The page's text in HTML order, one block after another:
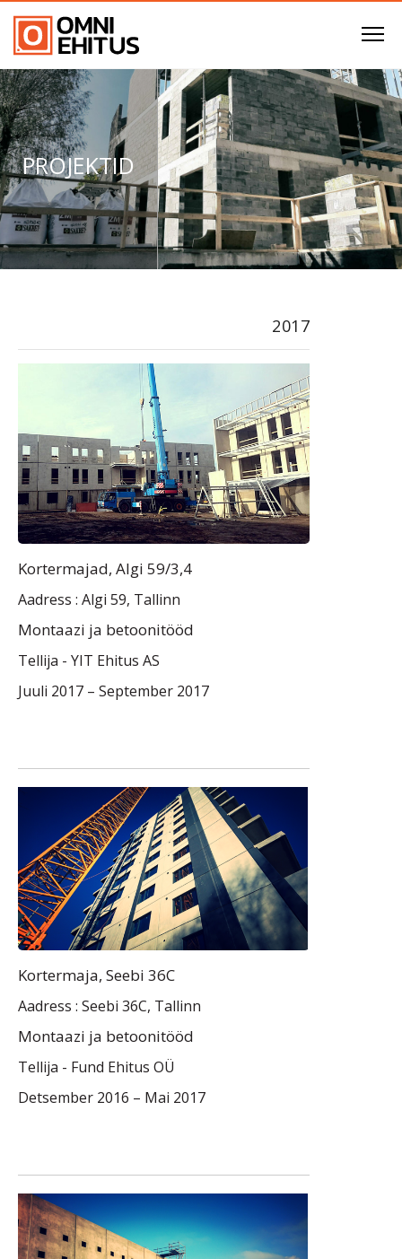
PROJEKTID
2017
Kortermajad, Algi 59/3,4
Aadress : Algi 59, Tallinn
Montaazi ja betoonitööd
Tellija - YIT Ehitus AS
Juuli 2017 – September 2017
Kortermaja, Seebi 36C
Aadress : Seebi 36C, Tallinn
Montaazi ja betoonitööd
Tellija - Fund Ehitus OÜ
Detsember 2016 – Mai 2017